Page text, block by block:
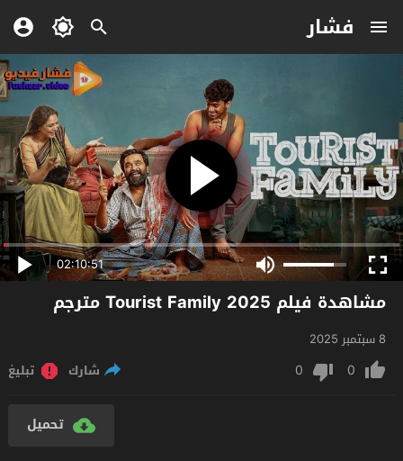
فشار
02:10:51
مشاهدة فيلم Tourist Family 2025 مترجم
8 سبتمبر 2025
0
0 شارك تبليغ
تحميل